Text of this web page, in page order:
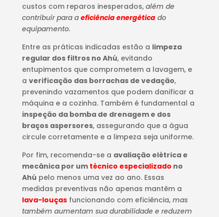
custos com reparos inesperados, além de
contribuir para a eficiência energéticado
equipamento.
Entre as práticas indicadas estão a limpeza
regular dos filtros no Ahú, evitando
entupimentos que comprometem a lavagem, e
a verificação das borrachas de vedação,
prevenindo vazamentos que podem danificar a
máquina e a cozinha. Também é fundamental a
inspeção da bomba de drenagem e dos
braços aspersores, assegurando que a água
circule corretamente e a limpeza seja uniforme.
Por fim, recomenda-se a avaliação elétrica e
mecânica por um técnico especializado no
Ahú pelo menos uma vez ao ano. Essas
medidas preventivas não apenas mantêm a
lava-louçasfuncionando com eficiência, mas
também aumentam sua durabilidade e reduzem